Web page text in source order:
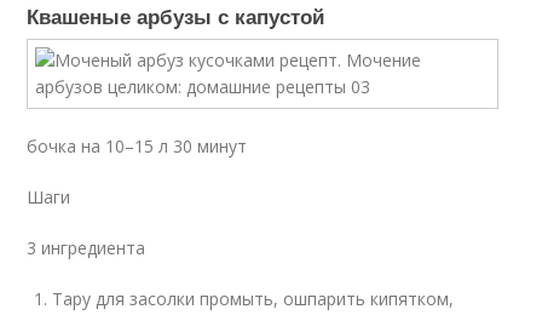
Квашеные арбузы с капустой
бочка на 10–15 л 30 минут
Шаги
3 ингредиента
Тару для засолки промыть, ошпарить кипятком,